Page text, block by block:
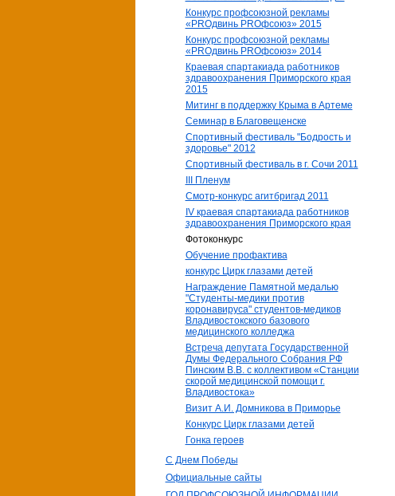
Конкурс профсоюзной рекламы
«PROдвинь РRОфсоюз» 2015
Конкурс профсоюзной рекламы
«PROдвинь РRОфсоюз» 2014
Краевая спартакиада работников
здравоохранения Приморского края
2015
Митинг в поддержку Крыма в Артеме
Семинар в Благовещенске
Спортивный фестиваль "Бодрость и
здоровье" 2012
Спортивный фестиваль в г. Сочи 2011
III Пленум
Смотр-конкурс агитбригад 2011
IV краевая спартакиада работников
здравоохранения Приморского края
Фотоконкурс
Обучение профактива
конкурс Цирк глазами детей
Награждение Памятной медалью
"Студенты-медики против
коронавируса" студентов-медиков
Владивостокского базового
медицинского колледжа
Встреча депутата Государственной
Думы Федерального Собрания РФ
Пинским В.В. с коллективом «Станции
скорой медицинской помощи г.
Владивостока»
Визит А.И. Домникова в Приморье
Конкурс Цирк глазами детей
Гонка героев
С Днем Победы
Официальные сайты